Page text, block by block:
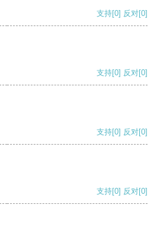
支持[0] 反对[0]
支持[0] 反对[0]
支持[0] 反对[0]
支持[0] 反对[0]